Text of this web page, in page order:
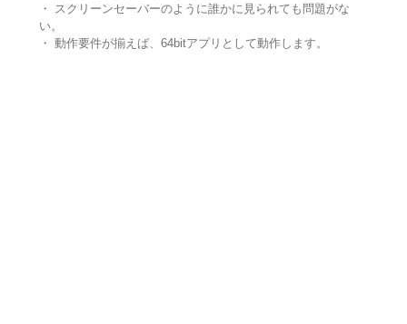
・ スクリーンセーバーのように誰かに見られても問題がな
い。
・ 動作要件が揃えば、64bitアプリとして動作します。